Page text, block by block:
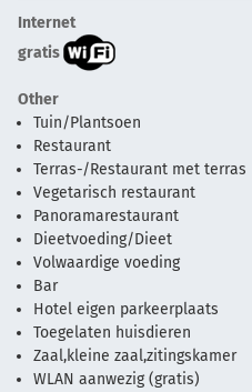
Internet
gratis
Other
Tuin/Plantsoen
Restaurant
Terras-/Restaurant met terras
Vegetarisch restaurant
Panoramarestaurant
Dieetvoeding/Dieet
Volwaardige voeding
Bar
Hotel eigen parkeerplaats
Toegelaten huisdieren
Zaal,kleine zaal,zitingskamer
WLAN aanwezig (gratis)